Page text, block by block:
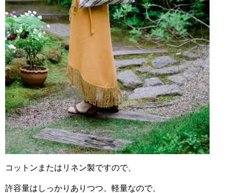
コットンまたはリネン製ですので、
許容量はしっかりありつつ、軽量なので、